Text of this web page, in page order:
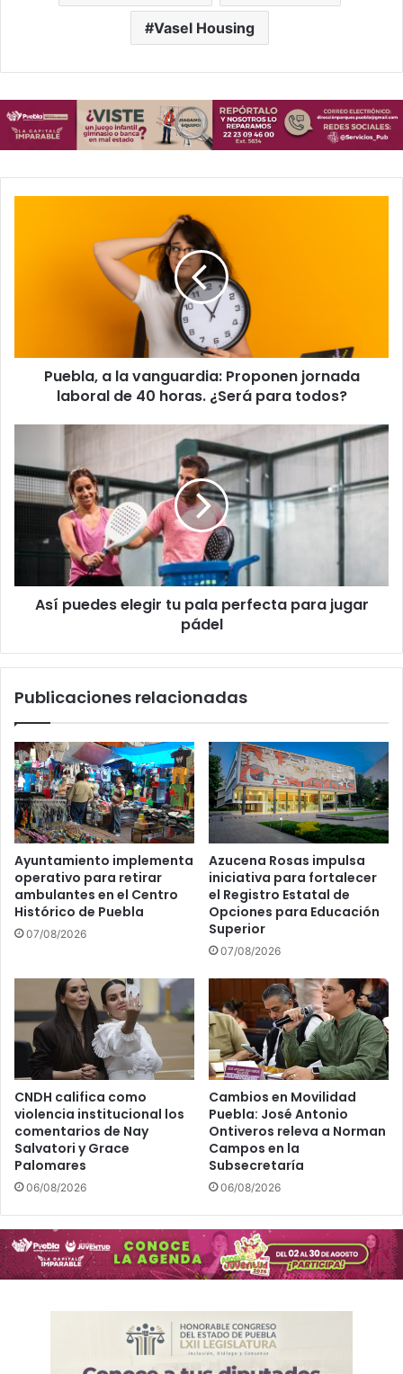
Vasel Housing
40
horas.Puebla, a la vanguardia: Proponen jornada
laboral de 40 horas. ¿Será para todos?
elegir
tu
pala
perfecta
pádel
Así puedes elegir tu pala perfecta para jugar
pádel
Publicaciones relacionadas
Ayuntamiento implementa
operativo para retirar
ambulantes en el Centro
Histórico de Puebla
07/08/2026
Azucena Rosas impulsa
iniciativa para fortalecer
el Registro Estatal de
Opciones para Educación
Superior
07/08/2026
CNDH califica como
violencia institucional los
comentarios de Nay
Salvatori y Grace
Palomares
06/08/2026
Cambios en Movilidad
Puebla: José Antonio
Ontiveros releva a Norman
Campos en la
Subsecretaría
06/08/2026